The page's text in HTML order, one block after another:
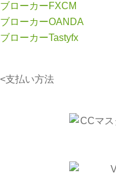
ブローカーFXCM
ブローカーOANDA
ブローカーTastyfx
<支払い方法